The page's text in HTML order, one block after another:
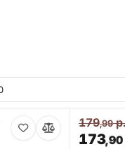
173,90
179,99р.